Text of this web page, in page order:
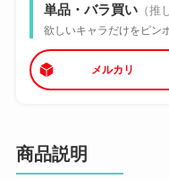
単品・バラ買い（推
欲しいキャラだけをピン
メルカリ
商品説明